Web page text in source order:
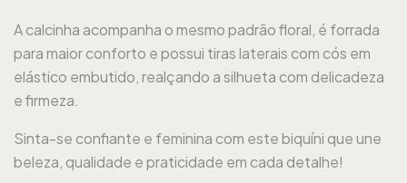
A calcinha acompanha o mesmo padrão floral, é forrada
para maior conforto e possui tiras laterais com cós em
elástico embutido, realçando a silhueta com delicadeza
e firmeza.
Sinta-se confiante e feminina com este biquíni que une
beleza, qualidade e praticidade em cada detalhe!